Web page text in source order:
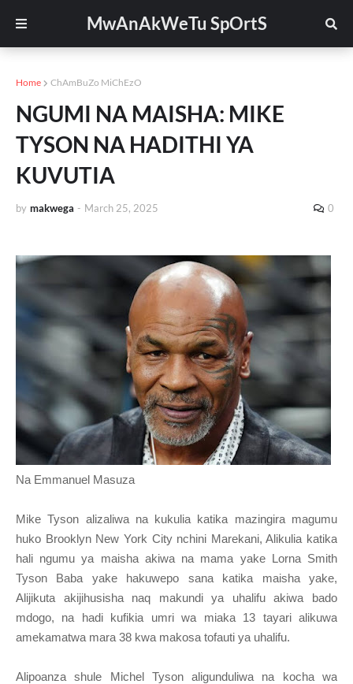
MwAnAkWeTu SpOrtS
Home ChAmBuZo MiChEzO
NGUMI NA MAISHA: MIKE
TYSON NA HADITHI YA
KUVUTIA
by makwega - March 25, 2025 0
Na Emmanuel Masuza
Mike Tyson alizaliwa na kukulia katika mazingira magumu
huko Brooklyn New York City nchini Marekani, Alikulia katika
hali ngumu ya maisha akiwa na mama yake Lorna Smith
Tyson Baba yake hakuwepo sana katika maisha yake,
Alijikuta akijihusisha naq makundi ya uhalifu akiwa bado
mdogo, na hadi kufikia umri wa miaka 13 tayari alikuwa
amekamatwa mara 38 kwa makosa tofauti ya uhalifu.
Alipoanza shule Michel Tyson aligunduliwa na kocha wa